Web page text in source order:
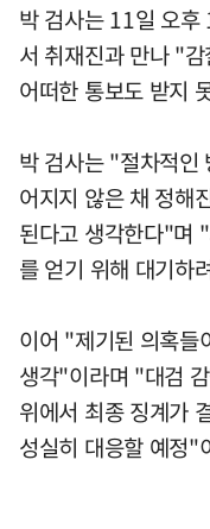
박 검사는 11일 오후
서 취재진과 만나 "
어떠한 통보도 받지
박 검사는 "절차적인
어지지 않은 채 정해
된다고 생각한다"며
를 얻기 위해 대기하
이어 "제기된 의혹들
생각"이라며 "대검
위에서 최종 징계가
성실히 대응할 예정"